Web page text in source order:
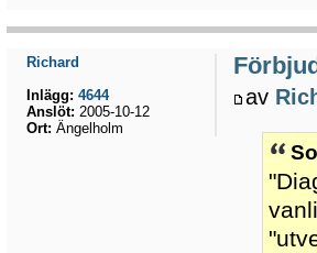
av
Richard
Inlägg: 4644
Anslöt: 2005-10-12
Ort: Ängelholm